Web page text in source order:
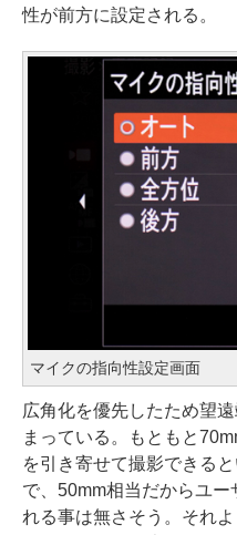
性が前方に設定される。
マイクの指向性設定画面
広角化を優先したため望
まっている。もともと
を引き寄せて撮影できる
で、50mm相当だからユ
れる事は無さそう。それ